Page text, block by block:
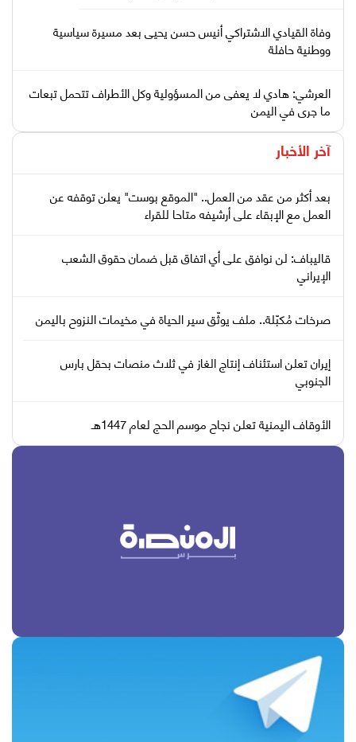
وفاة القيادي الاشتراكي أنيس حسن يحيى بعد مسيرة سياسية
ووطنية حافلة
العرشي: هادي لا يعفى من المسؤولية وكل الأطراف تتحمل تبعات
ما جرى في اليمن
آخر الأخبار
بعد أكثر من عقد من العمل.. "الموقع بوست" يعلن توقفه عن
العمل مع الإبقاء على أرشيفه متاحا للقراء
قاليباف: لن نوافق على أي اتفاق قبل ضمان حقوق الشعب
الإيراني
صرخات مُكبّلة.. ملف يوثّق سير الحياة في مخيمات النزوح باليمن
إيران تعلن استئناف إنتاج الغاز في ثلاث منصات بحقل بارس
الجنوبي
الأوقاف اليمنية تعلن نجاح موسم الحج لعام 1447هـ